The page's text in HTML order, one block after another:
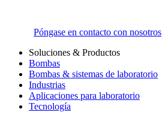
Póngase en contacto con nosotros
Soluciones & Productos
Bombas
Bombas & sistemas de laboratorio
Industrias
Aplicaciones para laboratorio
Tecnología